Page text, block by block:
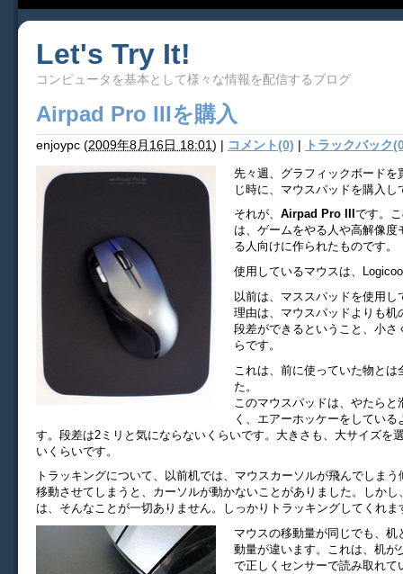
Let's Try It!
コンピュータを基本として様々な情報を配信するブログ
Airpad Pro IIIを購入
enjoypc (2009年8月16日 18:01) | コメント(0) | トラックバック
先々週、グラフィックボードを
じ時に、マウスパッドを購入し
それが、 Airpad Pro III です。
は、ゲームをやる人や高解像度
る人向けに作られたものです。
使用しているマウスは、
以前は、マススパッドを使用し
理由は、マウスパッドよりも机
段差ができるということ、小さ
らです。
これは、前に使っていた物と
た。
このマウスパッドは、やたら
く、エアーホッケーをしてい
す。段差は2ミリと気にならないくらいです。大きさも、大サイズを
いくらいです。
トラッキングについて、以前机では、マウスカーソルが飛んでしま
移動させてしまうと、カーソルが動かないことがありました。しかし
は、そんなことが一切ありません。しっかりトラッキングしてくれま
マウスの移動量が同じでも、机
動量が違います。これは、机が
で正しくセンサーで読み取れて